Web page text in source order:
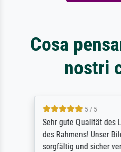
Cosa
nostri
5 / 5
Sehr gute Qualität des
des Rahmens! Unser
sorgfältig und sicher